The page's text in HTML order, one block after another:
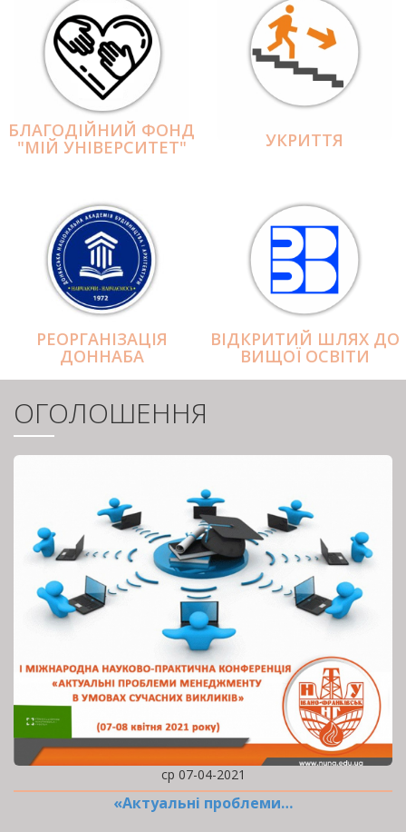
БЛАГОДІЙНИЙ ФОНД
"МІЙ УНІВЕРСИТЕТ" УКРИТТЯ
РЕОРГАНІЗАЦІЯ
ДОННАБА
ВІДКРИТИЙ ШЛЯХ ДО
ВИЩОЇ ОСВІТИ
ОГОЛОШЕННЯ
ср 07-04-2021
«Актуальні проблеми…